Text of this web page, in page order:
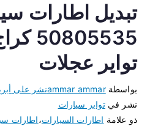
تبديل اطارات
تواير عجلات
بواسطةammar ammarنشر على أبريل
نشر فيتواير سيارات
ذو علامة اطارات السيارات،اطارات